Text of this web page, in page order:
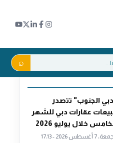
الجنوب" تتصدر
عقارات دبي للشهر
خلال يوليو 2026
7 أغسطس 2026 - 17:13